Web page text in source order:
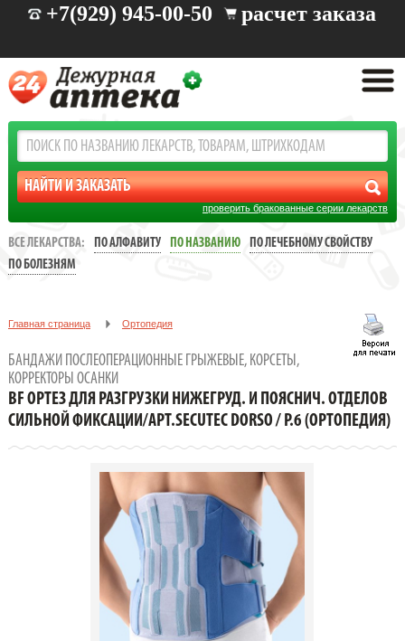
+7(929) 945-00-50 расчет заказа
проверить бракованные серии лекарств
ВСЕ ЛЕКАРСТВА: ПО АЛФАВИТУ ПО НАЗВАНИЮ
ПО ЛЕЧЕБНОМУ СВОЙСТВУ
ПО БОЛЕЗНЯМ
Главная страница Ортопедия
осанки
BF ОРТЕЗ ДЛЯ РАЗГРУЗКИ НИЖЕГРУД. И ПОЯСНИЧ. ОТДЕЛОВ
СИЛЬНОЙ ФИКСАЦИИ/АРТ.SECUTEC DORSO / Р.6 (Ортопедия)
БАНДАЖИ ПОСЛЕОПЕРАЦИОННЫЕ ГРЫЖЕВЫЕ, КОРСЕТЫ,
КОРРЕКТОРЫ ОСАНКИ
BF ОРТЕЗ ДЛЯ РАЗГРУЗКИ НИЖЕГРУД. И ПОЯСНИЧ. ОТДЕЛОВ
СИЛЬНОЙ ФИКСАЦИИ/АРТ.SECUTEC DORSO / Р.6 (ОРТОПЕДИЯ)